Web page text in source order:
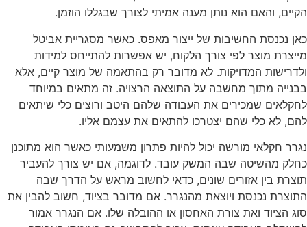
הקיים, והאם הוא נותן מענה אמיתי לצורך שבגללו הוזמן.
כאן נכנסת החשיבות של ייצור מאפס. כאשר מסגריית אביטל
מייצרת מוצר לפי צורך הלקוח, יש אפשרות להתייחס למידות
ולדרישות המדויקות. לא מדובר רק בהתאמה של מוצר קיים, אלא
בבנייה מתוך מחשבה על התוצאה הרצויה. זה מתאים במיוחד
לחקלאים שמכירים את העבודה שלהם היטב ורוצים כלי שיתאים
להם, לא כלי שהם יצטרכו להתאים את עצמם אליו.
נגרר חקלאי מורשה יכול להיות פתרון משמעותי כאשר הוא מתוכנן
כחלק מהשיטה שבה המשק עובד. לדוגמה, אם יש צורך להעביר
תוצרת בין אזורים שונים, כדאי לחשוב מראש על הדרך שבה
התוצרת נכנסת ויוצאת מהנגרר. אם מדובר בציוד, חשוב להבין את
סוג הציוד ואת צורת האחסון או ההובלה שלו. אם הנגרר אמור